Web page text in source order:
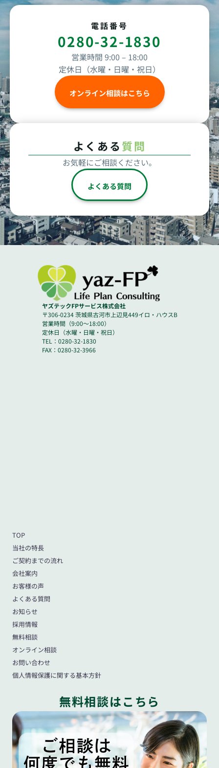
電話番号
0280-32-1830
営業時間 9:00 – 18:00
定休日（水曜・日曜・祝日）
オンライン相談はこちら
よくある質問
お気軽にご相談ください。
よくある質問
ヤズテックFPサービス株式会社
〒306-0234 茨城県古河市上辺見449イロ・ハウスB
営業時間（9:00～18:00）
定休日（水曜・日曜・祝日）
TEL：0280-32-1830
FAX：0280-32-3966
TOP
当社の特長
ご契約までの流れ
会社案内
お客様の声
よくある質問
お知らせ
採用情報
無料相談
オンライン相談
お問い合わせ
個人情報保護に関する基本方針
無料相談はこちら